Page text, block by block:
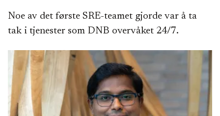
Noe av det første SRE-teamet gjorde var å ta
tak i tjenester som DNB overvåket 24/7.